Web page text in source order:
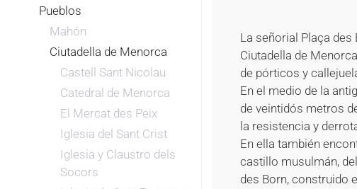
Pueblos
Mahón
Ciutadella de Menorca
Castell Sant Nicolau
Catedral de Menorca
El Mercat des Peix
Iglesia del Sant Crist
Iglesia y Claustro dels
Socors
La señorial Plaça
Ciutadella de
de pórticos y
En el medio de la
de veintidós metros
la resistencia y
En ella también
castillo musulmán,
des Born, construido